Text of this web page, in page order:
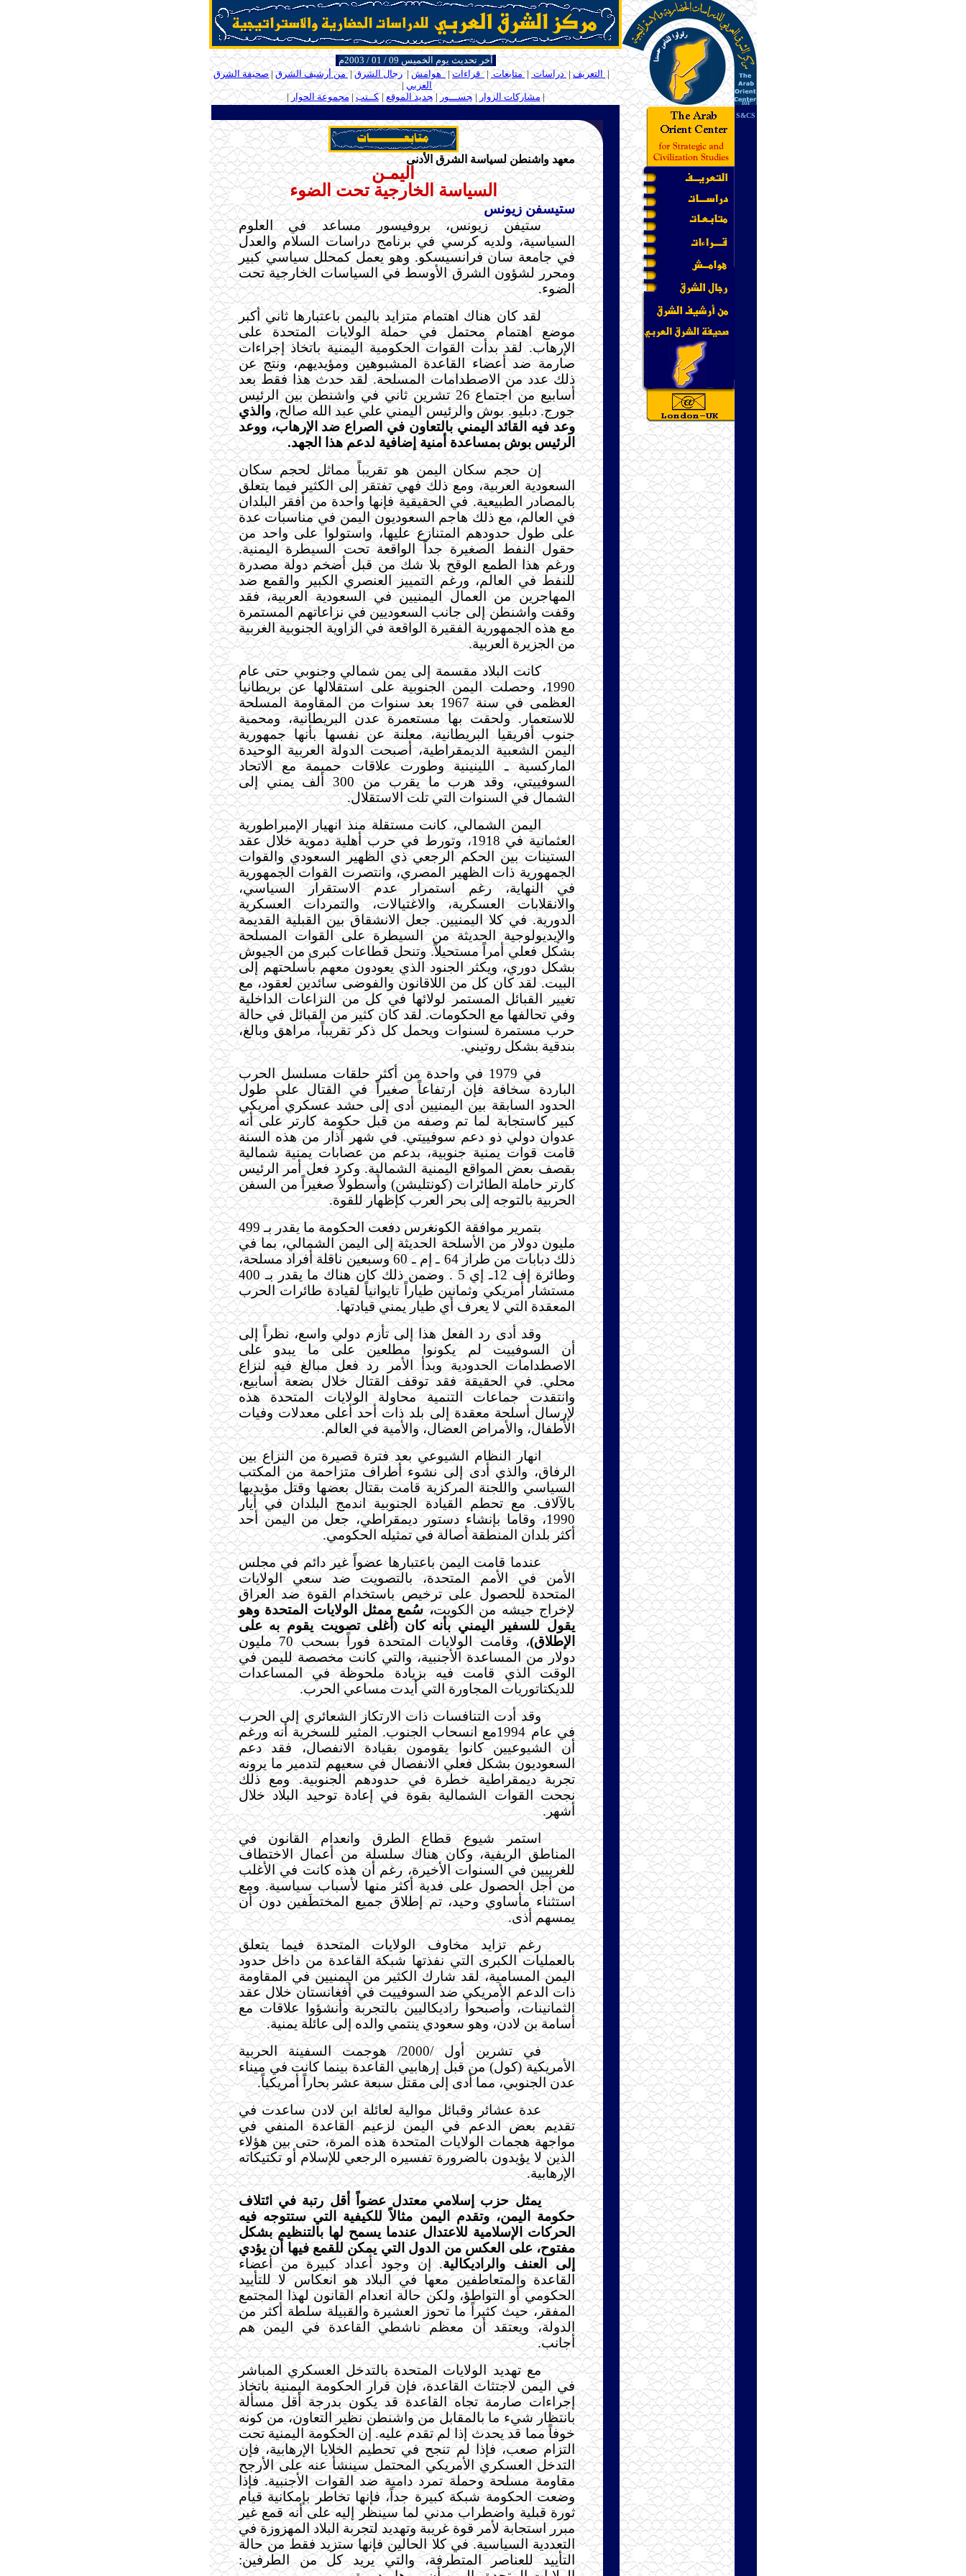
آخر تحديث يوم الخميس 09 / 01 / 2003م
ــ |التعريف |دراسات |متابعات| قراءات| هوامش| رجال الشرق| من أرشيف الشرق|صحيفة الشرق
العربي |ـ
ـ |مشاركات الزوار|ـجســـور| ـجديد الموقع | ـكــتب|مجموعة الحوار|ـ
معهد واشنطن لسياسة الشرق الأدنى
اليمـن
السياسة الخارجية تحت الضوء
ستيسفن زيونس
ستيفن زيونس، بروفيسور مساعد في العلوم
السياسية، ولديه كرسي في برنامج دراسات السلام والعدل
في جامعة سان فرانسيسكو. وهو يعمل كمحلل سياسي كبير
ومحرر لشؤون الشرق الأوسط في السياسات الخارجية تحت
الضوء.
لقد كان هناك اهتمام متزايد باليمن باعتبارها ثاني أكبر
موضع اهتمام محتمل في حملة الولايات المتحدة على
الإرهاب. لقد بدأت القوات الحكومية اليمنية باتخاذ إجراءات
صارمة ضد أعضاء القاعدة المشبوهين ومؤيديهم، ونتج عن
ذلك عدد من الاصطدامات المسلحة. لقد حدث هذا فقط بعد
أسابيع من اجتماع 26 تشرين ثاني في واشنطن بين الرئيس
جورج. دبليو. بوش والرئيس اليمني علي عبد الله صالح،والذي
وعد فيه القائد اليمني بالتعاون في الصراع ضد الإرهاب، ووعد
الرئيس بوش بمساعدة أمنية إضافية لدعم هذا الجهد.
إن حجم سكان اليمن هو تقريباً مماثل لحجم سكان
السعودية العربية، ومع ذلك فهي تفتقر إلى الكثير فيما يتعلق
بالمصادر الطبيعية. في الحقيقية فإنها واحدة من أفقر البلدان
في العالم، مع ذلك هاجم السعوديون اليمن في مناسبات عدة
على طول حدودهم المتنازع عليها، واستولوا على واحد من
حقول النفط الصغيرة جداً الواقعة تحت السيطرة اليمنية.
ورغم هذا الطمع الوقح بلا شك من قبل أضخم دولة مصدرة
للنفط في العالم، ورغم التمييز العنصري الكبير والقمع ضد
المهاجرين من العمال اليمنيين في السعودية العربية، فقد
وقفت واشنطن إلى جانب السعوديين في نزاعاتهم المستمرة
مع هذه الجمهورية الفقيرة الواقعة في الزاوية الجنوبية الغربية
من الجزيرة العربية.
كانت البلاد مقسمة إلى يمن شمالي وجنوبي حتى عام
1990، وحصلت اليمن الجنوبية على استقلالها عن بريطانيا
العظمى في سنة 1967 بعد سنوات من المقاومة المسلحة
للاستعمار. ولحقت بها مستعمرة عدن البريطانية، ومحمية
جنوب أفريقيا البريطانية، معلنة عن نفسها بأنها جمهورية
اليمن الشعبية الديمقراطية، أصبحت الدولة العربية الوحيدة
الماركسية ـ اللينينية وطورت علاقات حميمة مع الاتحاد
السوفييتي، وقد هرب ما يقرب من 300 ألف يمني إلى
الشمال في السنوات التي تلت الاستقلال.
اليمن الشمالي، كانت مستقلة منذ انهيار الإمبراطورية
العثمانية في 1918، وتورط في حرب أهلية دموية خلال عقد
الستينات بين الحكم الرجعي ذي الظهير السعودي والقوات
الجمهورية ذات الظهير المصري، وانتصرت القوات الجمهورية
في النهاية، رغم استمرار عدم الاستقرار السياسي،
والانقلابات العسكرية، والاغتيالات، والتمردات العسكرية
الدورية. في كلا اليمنيين. جعل الانشقاق بين القبلية القديمة
والإيديولوجية الحديثة من السيطرة على القوات المسلحة
بشكل فعلي أمراً مستحيلاً. وتنحل قطاعات كبرى من الجيوش
بشكل دوري، ويكثر الجنود الذي يعودون معهم بأسلحتهم إلى
البيت. لقد كان كل من اللاقانون والفوضى سائدين لعقود، مع
تغيير القبائل المستمر لولائها في كل من النزاعات الداخلية
وفي تحالفها مع الحكومات. لقد كان كثير من القبائل في حالة
حرب مستمرة لسنوات ويحمل كل ذكر تقريباً، مراهق وبالغ،
بندقية بشكل روتيني.
في 1979 في واحدة من أكثر حلقات مسلسل الحرب
الباردة سخافة فإن ارتفاعاً صغيراً في القتال على طول
الحدود السابقة بين اليمنيين أدى إلى حشد عسكري أمريكي
كبير كاستجابة لما تم وصفه من قبل حكومة كارتر على أنه
عدوان دولي ذو دعم سوفييتي. في شهر آذار من هذه السنة
قامت قوات يمنية جنوبية، بدعم من عصابات يمنية شمالية
بقصف بعض المواقع اليمنية الشمالية. وكرد فعل أمر الرئيس
كارتر حاملة الطائرات (كونتليشن) وأسطولاً صغيراً من السفن
الحربية بالتوجه إلى بحر العرب كإظهار للقوة.
بتمرير موافقة الكونغرس دفعت الحكومة ما يقدر بـ 499
مليون دولار من الأسلحة الحديثة إلى اليمن الشمالي، بما في
ذلك دبابات من طراز 64 ـ إم ـ 60 وسبعين ناقلة أفراد مسلحة،
وطائرة إف 12ـ إي 5 . وضمن ذلك كان هناك ما يقدر بـ 400
مستشار أمريكي وثمانين طياراً تايوانياً لقيادة طائرات الحرب
المعقدة التي لا يعرف أي طيار يمني قيادتها.
وقد أدى رد الفعل هذا إلى تأزم دولي واسع، نظراً إلى
أن السوفييت لم يكونوا مطلعين على ما يبدو على
الاصطدامات الحدودية وبدأ الأمر رد فعل مبالغ فيه لنزاع
محلي. في الحقيقة فقد توقف القتال خلال بضعة أسابيع،
وانتقدت جماعات التنمية محاولة الولايات المتحدة هذه
لإرسال أسلحة معقدة إلى بلد ذات أحد أعلى معدلات وفيات
الأطفال، والأمراض العضال، والأمية في العالم.
انهار النظام الشيوعي بعد فترة قصيرة من النزاع بين
الرفاق، والذي أدى إلى نشوء أطراف متزاحمة من المكتب
السياسي واللجنة المركزية قامت بقتال بعضها وقتل مؤيديها
بالآلاف. مع تحطم القيادة الجنوبية اندمج البلدان في أيار
1990، وقاما بإنشاء دستور ديمقراطي، جعل من اليمن أحد
أكثر بلدان المنطقة أصالة في تمثيله الحكومي.
عندما قامت اليمن باعتبارها عضواً غير دائم في مجلس
الأمن في الأمم المتحدة، بالتصويت ضد سعي الولايات
المتحدة للحصول على ترخيص باستخدام القوة ضد العراق
لإخراج جيشه من الكويت، سُمع ممثل الولايات المتحدة وهو
يقول للسفير اليمني بأنه كان (أغلى تصويت يقوم به على
الإطلاق)
، وقامت الولايات المتحدة فوراً بسحب 70 مليون
دولار من المساعدة الأجنبية، والتي كانت مخصصة لليمن في
الوقت الذي قامت فيه بزيادة ملحوظة في المساعدات
للديكتاتوريات المجاورة التي أيدت مساعي الحرب.
وقد أدت التنافسات ذات الارتكاز الشعائري إلى الحرب
في عام 1994مع انسحاب الجنوب. المثير للسخرية أنه ورغم
أن الشيوعيين كانوا يقومون بقيادة الانفصال، فقد دعم
السعوديون بشكل فعلي الانفصال في سعيهم لتدمير ما يرونه
تجربة ديمقراطية خطرة في حدودهم الجنوبية. ومع ذلك
نجحت القوات الشمالية بقوة في إعادة توحيد البلاد خلال
أشهر.
استمر شيوع قطاع الطرق وانعدام القانون في
المناطق الريفية، وكان هناك سلسلة من أعمال الاختطاف
للغربيين في السنوات الأخيرة، رغم أن هذه كانت في الأغلب
من أجل الحصول على فدية أكثر منها لأسباب سياسية. ومع
استثناء مأساوي وحيد، تم إطلاق جميع المختطَفين دون أن
يمسهم أذى.
رغم تزايد مخاوف الولايات المتحدة فيما يتعلق
بالعمليات الكبرى التي نفذتها شبكة القاعدة من داخل حدود
اليمن المسامية، لقد شارك الكثير من اليمنيين في المقاومة
ذات الدعم الأمريكي ضد السوفييت في أفغانستان خلال عقد
الثمانينات، وأصبحوا راديكاليين بالتجربة وأنشؤوا علاقات مع
أسامة بن لادن، وهو سعودي ينتمي والده إلى عائلة يمنية.
في تشرين أول /2000/ هوجمت السفينة الحربية
الأمريكية (كول) من قبل إرهابيي القاعدة بينما كانت في ميناء
عدن الجنوبي، مما أدى إلى مقتل سبعة عشر بحاراً أمريكياً.
عدة عشائر وقبائل موالية لعائلة ابن لادن ساعدت في
تقديم بعض الدعم في اليمن لزعيم القاعدة المنفي في
مواجهة هجمات الولايات المتحدة هذه المرة، حتى بين هؤلاء
الذين لا يؤيدون بالضرورة تفسيره الرجعي للإسلام أو تكتيكاته
الإرهابية.
يمثل حزب إسلامي معتدل عضواً أقل رتبة في ائتلاف
حكومة اليمن، وتقدم اليمن مثالاً للكيفية التي ستتوجه فيه
الحركات الإسلامية للاعتدال عندما يسمح لها بالتنظيم بشكل
مفتوح، على العكس من الدول التي يمكن للقمع فيها أن يؤدي
إلى العنف والراديكالية. إن وجود أعداد كبيرة من أعضاء
القاعدة والمتعاطفين معها في البلاد هو انعكاس لا للتأييد
الحكومي أو التواطؤ، ولكن حالة انعدام القانون لهذا المجتمع
المفقر، حيث كثيراً ما تحوز العشيرة والقبيلة سلطة أكثر من
الدولة، ويعتقد أن معظم ناشطي القاعدة في اليمن هم
أجانب.
مع تهديد الولايات المتحدة بالتدخل العسكري المباشر
في اليمن لاجتثاث القاعدة، فإن قرار الحكومة اليمنية باتخاذ
إجراءات صارمة تجاه القاعدة قد يكون بدرجة أقل مسألة
بانتظار شيء ما بالمقابل من واشنطن نظير التعاون، من كونه
خوفاً مما قد يحدث إذا لم تقدم عليه. إن الحكومة اليمنية تحت
التزام صعب، فإذا لم تنجح في تحطيم الخلايا الإرهابية، فإن
التدخل العسكري الأمريكي المحتمل سينشأ عنه على الأرجح
مقاومة مسلحة وحملة تمرد دامية ضد القوات الأجنبية. فإذا
وضعت الحكومة شبكة كبيرة جداً، فإنها تخاطر بإمكانية قيام
ثورة قبلية واضطراب مدني لما سينظر إليه على أنه قمع غير
مبرر استجابة لأمر قوة غريبة وتهديد لتجربة البلاد المهزوزة في
التعددية السياسية. في كلا الحالين فإنها ستزيد فقط من حالة
التأييد للعناصر المتطرفة، والتي يريد كل من الطرفين:
for
S&CS